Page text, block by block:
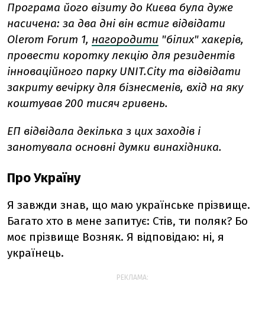
Програма його візиту до Києва була дуже
насичена: за два дні він встиг відвідати
Olerom Forum 1, нагородити "білих" хакерів,
провести коротку лекцію для резидентів
інноваційного парку UNIT.City та відвідати
закриту вечірку для бізнесменів, вхід на яку
коштував 200 тисяч гривень.
ЕП відвідала декілька з цих заходів і
занотувала основні думки винахідника.
Про Україну
Я завжди знав, що маю українське прізвище.
Багато хто в мене запитує: Стів, ти поляк? Бо
моє прізвище Возняк. Я відповідаю: ні, я
українець.
РЕКЛАМА: